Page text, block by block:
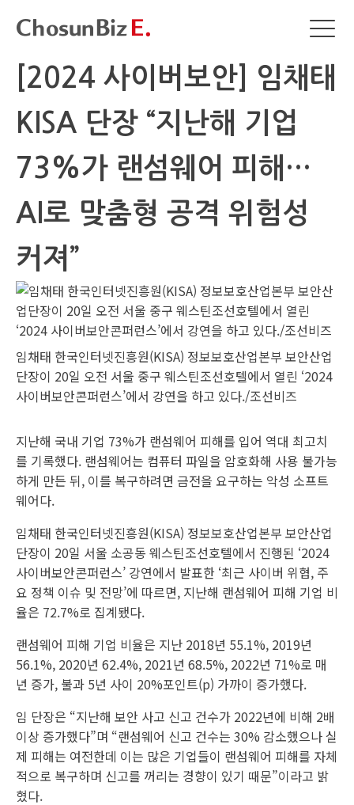
[2024 사이버보안] 임채태
KISA 단장 “지난해 기업
73%가 랜섬웨어 피해…
AI로 맞춤형 공격 위험성
커져”
임채태 한국인터넷진흥원(KISA) 정보보호산업본부 보안산업
단장이 20일 오전 서울 중구 웨스틴조선호텔에서 열린 ‘2024
사이버보안콘퍼런스’에서 강연을 하고 있다./조선비즈
지난해 국내 기업 73%가 랜섬웨어 피해를 입어 역대 최고치
를 기록했다. 랜섬웨어는 컴퓨터 파일을 암호화해 사용 불가능
하게 만든 뒤, 이를 복구하려면 금전을 요구하는 악성 소프트
웨어다.
임채태 한국인터넷진흥원(KISA) 정보보호산업본부 보안산업
단장이 20일 서울 소공동 웨스틴조선호텔에서 진행된 ‘2024
사이버보안콘퍼런스’ 강연에서 발표한 ‘최근 사이버 위협, 주
요 정책 이슈 및 전망’에 따르면, 지난해 랜섬웨어 피해 기업 비
율은 72.7%로 집계됐다.
랜섬웨어 피해 기업 비율은 지난 2018년 55.1%, 2019년
56.1%, 2020년 62.4%, 2021년 68.5%, 2022년 71%로 매
년 증가, 불과 5년 사이 20%포인트(p) 가까이 증가했다.
임 단장은 “지난해 보안 사고 신고 건수가 2022년에 비해 2배
이상 증가했다”며 “랜섬웨어 신고 건수는 30% 감소했으나 실
제 피해는 여전한데 이는 많은 기업들이 랜섬웨어 피해를 자체
적으로 복구하며 신고를 꺼리는 경향이 있기 때문”이라고 밝
혔다.